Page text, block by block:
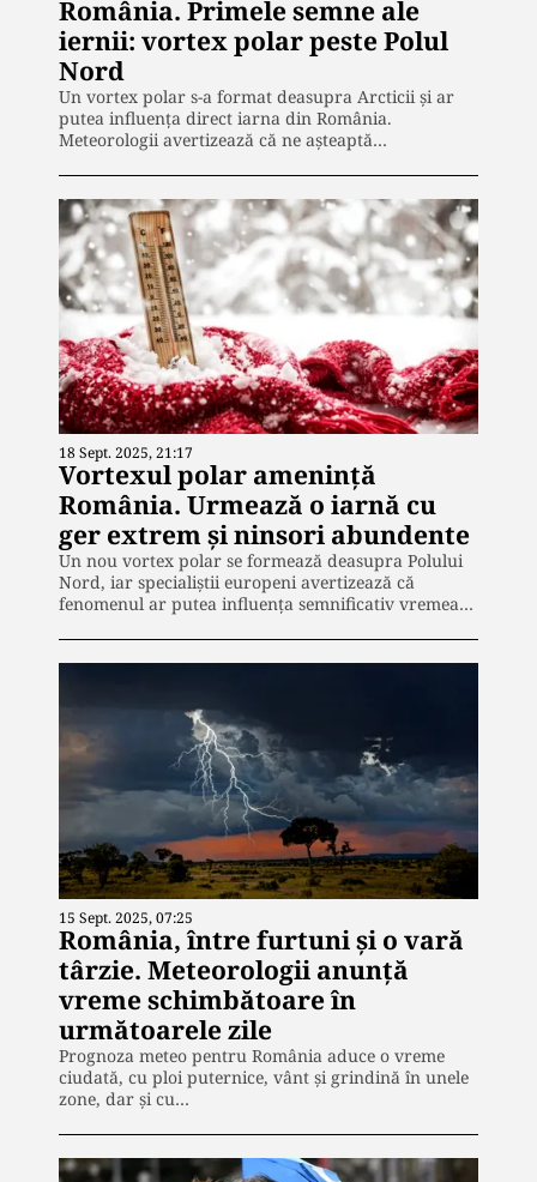
România. Primele semne ale
iernii: vortex polar peste Polul
Nord
Un vortex polar s-a format deasupra Arcticii și ar
putea influența direct iarna din România.
Meteorologii avertizează că ne așteaptă…
18 Sept. 2025, 21:17
Vortexul polar amenință
România. Urmează o iarnă cu
ger extrem și ninsori abundente
Un nou vortex polar se formează deasupra Polului
Nord, iar specialiștii europeni avertizează că
fenomenul ar putea influența semnificativ vremea…
15 Sept. 2025, 07:25
România, între furtuni și o vară
târzie. Meteorologii anunță
vreme schimbătoare în
următoarele zile
Prognoza meteo pentru România aduce o vreme
ciudată, cu ploi puternice, vânt și grindină în unele
zone, dar și cu…